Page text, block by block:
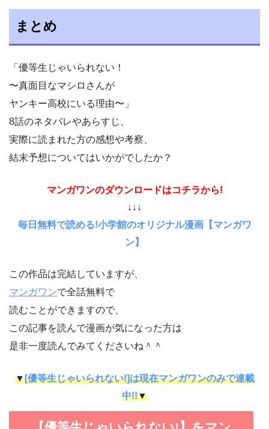
まとめ
「優等生じゃいられない！
〜真面目なマシロさんが
ヤンキー高校にいる理由〜」
8話のネタバレやあらすじ、
実際に読まれた方の感想や考察、
結末予想についてはいかがでしたか？
マンガワンのダウンロードはコチラから!
↓↓↓
毎日無料で読める!小学館のオリジナル漫画【マンガワ
ン】
この作品は完結していますが、
マンガワンで全話無料で
読むことができますので、
この記事を読んで漫画が気になった方は
是非一度読んでみてくださいね＾＾
▼[優等生じゃいられない!]は現在マンガワンのみで連載
中!!▼